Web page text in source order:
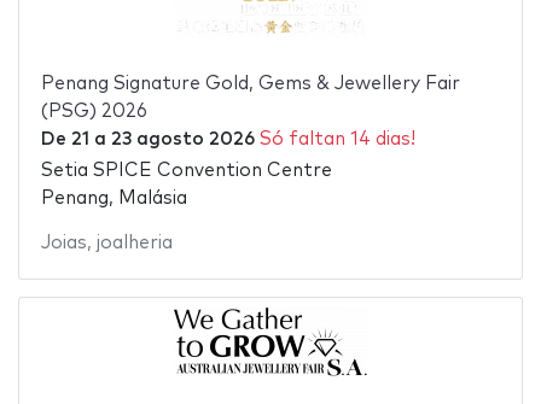
Penang Signature Gold, Gems & Jewellery Fair
(PSG) 2026
De 21 a 23 agosto 2026 Só faltan 14 dias!
Setia SPICE Convention Centre
Penang, Malásia
Joias, joalheria